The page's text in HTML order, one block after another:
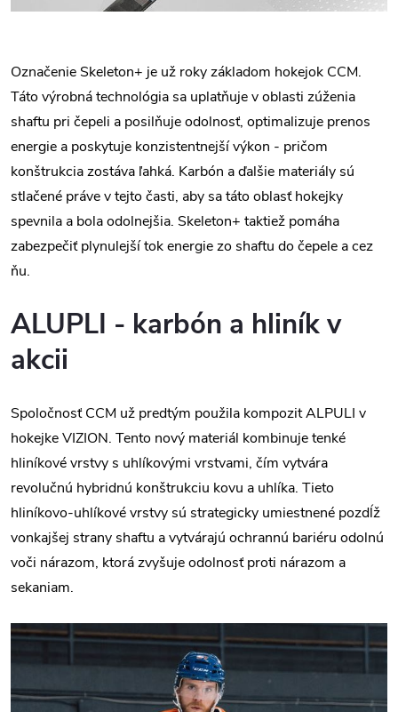
Označenie Skeleton+ je už roky základom hokejok CCM.
Táto výrobná technológia sa uplatňuje v oblasti zúženia
shaftu pri čepeli a posilňuje odolnosť, optimalizuje prenos
energie a poskytuje konzistentnejší výkon - pričom
konštrukcia zostáva ľahká. Karbón a ďalšie materiály sú
stlačené práve v tejto časti, aby sa táto oblasť hokejky
spevnila a bola odolnejšia. Skeleton+ taktiež pomáha
zabezpečiť plynulejší tok energie zo shaftu do čepele a cez
ňu.
ALUPLI - karbón a hliník v
akcii
Spoločnosť CCM už predtým použila kompozit ALPULI v
hokejke VIZION. Tento nový materiál kombinuje tenké
hliníkové vrstvy s uhlíkovými vrstvami, čím vytvára
revolučnú hybridnú konštrukciu kovu a uhlíka. Tieto
hliníkovo-uhlíkové vrstvy sú strategicky umiestnené pozdĺž
vonkajšej strany shaftu a vytvárajú ochrannú bariéru odolnú
voči nárazom, ktorá zvyšuje odolnosť proti nárazom a
sekaniam.